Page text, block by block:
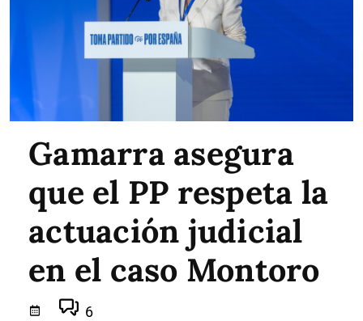
Gamarra asegura
que el PP respeta la
actuación judicial
en el caso Montoro
6